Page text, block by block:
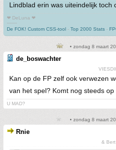
Lindblad erin was uiteindelijk toch
❤ DeLuna ❤
-------
De FOK! Custom CSS-tool - Top 2000 Stats -
• zondag 8 maart
de_boswachter
Kan op de FP zelf ook verwezen
van het spel? Komt nog steeds
U MAD?
• zondag 8 maart
Rnie
& Bert